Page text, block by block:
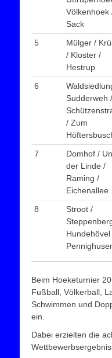
Völkenhoek
Sack
5
Mülger /
/ Kloster /
Hestrup
6
Sudderweh /
/ Zum
7
Domhof /
der Linde /
Raming /
Eichenallee
8
Stroot /
Hundehövel
Beim Hoeketurnier
Fußball, Völkerball,
Schwimmen und
ein.
Dabei erzielten die